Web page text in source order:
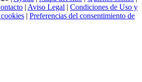
| Aviso Legal | Condiciones de Uso y
| Preferencias del consentimiento de